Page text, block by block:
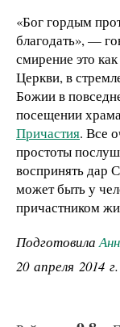
«Бог гордым
благодать», —
смирение это
Церкви, в
Божии в
посещении
Причастия. Все
простоты
воспринять дар
может быть у
причастником
Подготовила
20 апреля 2014 г.